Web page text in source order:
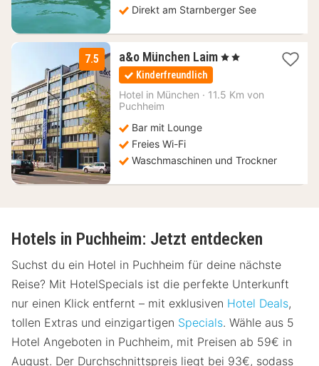
Direkt am Starnberger See
7.5 a&o München Laim 2
74,54
, 2 Sterne
Kinderfreundlich
Hotel in München · 11.5 Km von
Puchheim
Bar mit Lounge
Freies Wi-Fi
Waschmaschinen und Trockner
Hotels in Puchheim: Jetzt entdecken
Suchst du ein Hotel in Puchheim für deine nächste
Reise? Mit HotelSpecials ist die perfekte Unterkunft
nur einen Klick entfernt – mit exklusiven Hotel Deals,
tollen Extras und einzigartigen Specials. Wähle aus 5
Hotel Angeboten in Puchheim, mit Preisen ab 59€ in
August. Der Durchschnittspreis liegt bei 93€, sodass